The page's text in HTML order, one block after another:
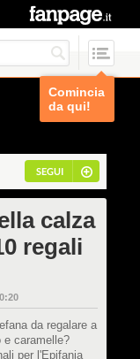
Comincia
da qui!
SEGUI
calza
regali
da regalare a
caramelle?
per l'Epifania